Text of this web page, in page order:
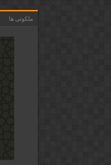
ملکوتی ها